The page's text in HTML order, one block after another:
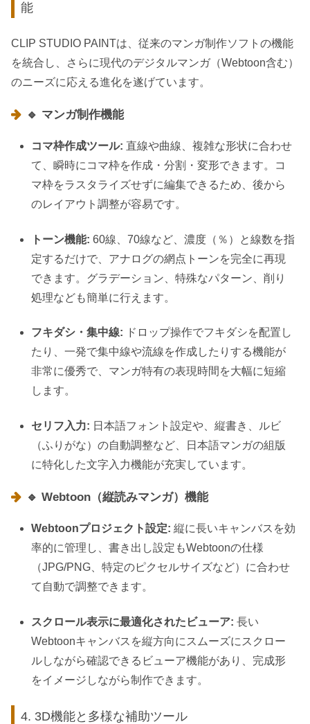
能
CLIP STUDIO PAINTは、従来のマンガ制作ソフトの機能
を統合し、さらに現代のデジタルマンガ（Webtoon含む）
のニーズに応える進化を遂げています。
🔹 マンガ制作機能
コマ枠作成ツール: 直線や曲線、複雑な形状に合わせ
て、瞬時にコマ枠を作成・分割・変形できます。コ
マ枠をラスタライズせずに編集できるため、後から
のレイアウト調整が容易です。
トーン機能: 60線、70線など、濃度（％）と線数を指
定するだけで、アナログの網点トーンを完全に再現
できます。グラデーション、特殊なパターン、削り
処理なども簡単に行えます。
フキダシ・集中線: ドロップ操作でフキダシを配置し
たり、一発で集中線や流線を作成したりする機能が
非常に優秀で、マンガ特有の表現時間を大幅に短縮
します。
セリフ入力: 日本語フォント設定や、縦書き、ルビ
（ふりがな）の自動調整など、日本語マンガの組版
に特化した文字入力機能が充実しています。
🔹 Webtoon（縦読みマンガ）機能
Webtoonプロジェクト設定: 縦に長いキャンバスを効
率的に管理し、書き出し設定もWebtoonの仕様
（JPG/PNG、特定のピクセルサイズなど）に合わせ
て自動で調整できます。
スクロール表示に最適化されたビューア: 長い
Webtoonキャンバスを縦方向にスムーズにスクロー
ルしながら確認できるビューア機能があり、完成形
をイメージしながら制作できます。
4. 3D機能と多様な補助ツール